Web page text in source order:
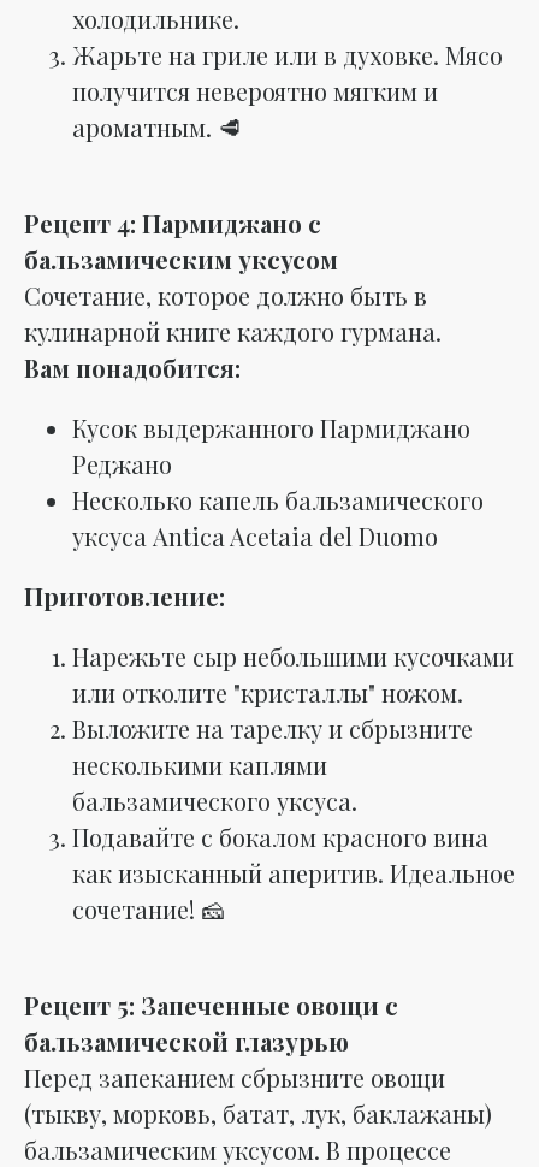
холодильнике.
Жарьте на гриле или в духовке. Мясо
получится невероятно мягким и
ароматным. 🥩
Рецепт 4: Пармиджано с
бальзамическим уксусом
Сочетание, которое должно быть в
кулинарной книге каждого гурмана.
Вам понадобится:
Кусок выдержанного Пармиджано
Реджано
Несколько капель бальзамического
уксуса Antica Acetaia del Duomo
Приготовление:
Нарежьте сыр небольшими кусочками
или отколите "кристаллы" ножом.
Выложите на тарелку и сбрызните
несколькими каплями
бальзамического уксуса.
Подавайте с бокалом красного вина
как изысканный аперитив. Идеальное
сочетание! 🧀
Рецепт 5: Запеченные овощи с
бальзамической глазурью
Перед запеканием сбрызните овощи
(тыкву, морковь, батат, лук, баклажаны)
бальзамическим уксусом. В процессе